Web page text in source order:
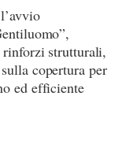
strutturali,
copertura per
ed efficiente